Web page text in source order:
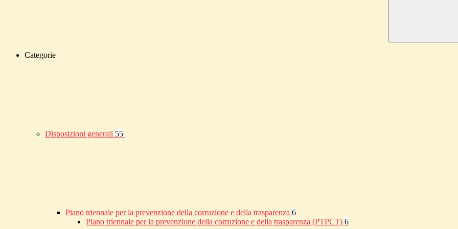
Categorie
Disposizioni generali 55
Piano triennale per la prevenzione della corruzione e della trasparenza 6
Piano triennale per la prevenzione della corruzione e della trasparenza (PTPCT) 6